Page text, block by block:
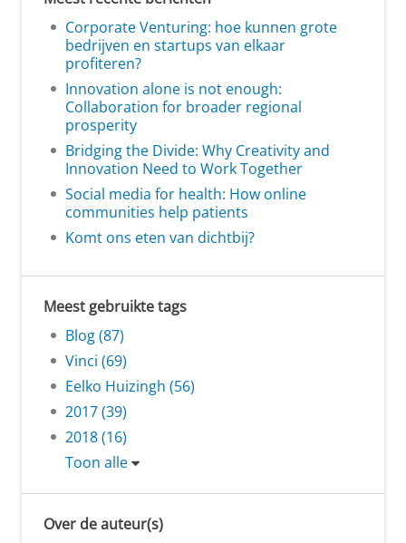
Corporate Venturing: hoe kunnen grote
bedrijven en startups van elkaar
profiteren?
Innovation alone is not enough:
Collaboration for broader regional
prosperity
Bridging the Divide: Why Creativity and
Innovation Need to Work Together
Social media for health: How online
communities help patients
Komt ons eten van dichtbij?
Meest gebruikte tags
Blog (87)
Vinci (69)
Eelko Huizingh (56)
2017 (39)
2018 (16)
Toon alle
Over de auteur(s)